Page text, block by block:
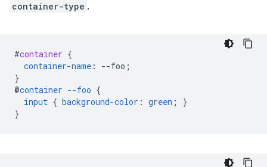
container-type .
#container {
container-name : --foo ;
}
@container --foo {
input { background-color : green ;
}
}